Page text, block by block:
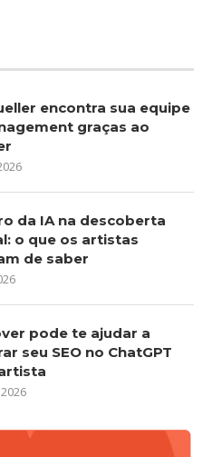
encontra sua equipe
graças ao
da IA na descoberta
o que os artistas
de saber
pode te ajudar a
seu SEO no ChatGPT